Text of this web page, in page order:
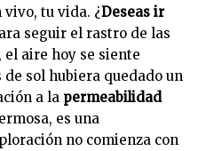
tu vida. ¿Deseas ir
seguir el rastro de las
el aire hoy se siente
de sol hubiera quedado un
a la permeabilidad
es una
no comienza con